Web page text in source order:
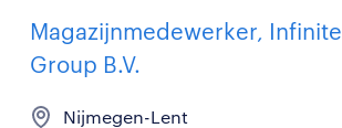
Magazijnmedewerker, Infinite
Group B.V.
Nijmegen-Lent